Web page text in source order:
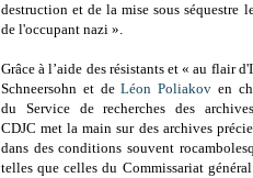
destruction et de la mise sous séquestre
de l'occupant nazi ».
Grâce à l’aide des résistants et « au flair
Schneersohn et deLéon Poliakov en
du Service de recherches des
CDJC met la main sur des archives
dans des conditions souvent
telles que celles du Commissariat